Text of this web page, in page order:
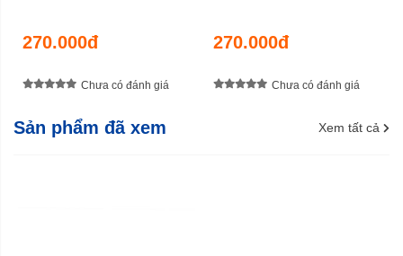
270.000đ
Chưa có đánh giá
270.000đ
Chưa có đánh giá
Sản phẩm đã xem Xem tất cả